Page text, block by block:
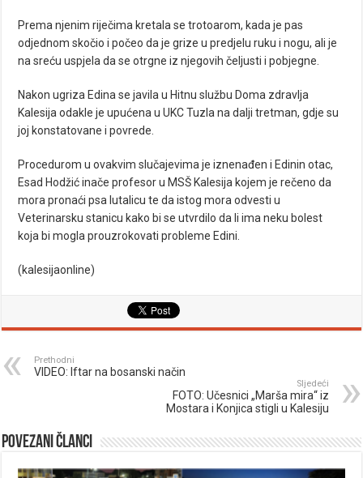
Prema njenim riječima kretala se trotoarom, kada je pas
odjednom skočio i počeo da je grize u predjelu ruku i nogu, ali je
na sreću uspjela da se otrgne iz njegovih čeljusti i pobjegne.
Nakon ugriza Edina se javila u Hitnu službu Doma zdravlja
Kalesija odakle je upućena u UKC Tuzla na dalji tretman, gdje su
joj konstatovane i povrede.
Procedurom u ovakvim slučajevima je iznenađen i Edinin otac,
Esad Hodžić inače profesor u MSŠ Kalesija kojem je rečeno da
mora pronaći psa lutalicu te da istog mora odvesti u
Veterinarsku stanicu kako bi se utvrdilo da li ima neku bolest
koja bi mogla prouzrokovati probleme Edini.
(kalesijaonline)
Prethodni
VIDEO: Iftar na bosanski način
Sljedeći
FOTO: Učesnici „Marša mira“ iz
Mostara i Konjica stigli u Kalesiju
Povezani članci